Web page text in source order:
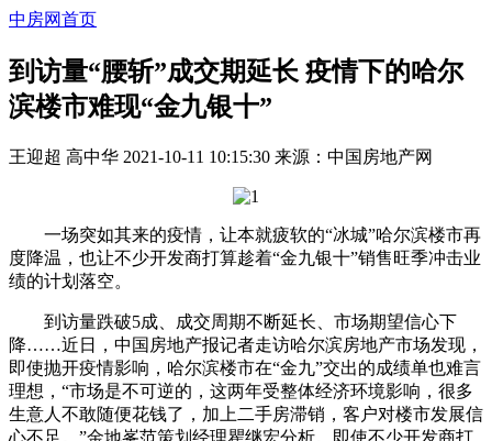
中房网首页
到访量“腰斩”成交期延长 疫情下的哈尔
滨楼市难现“金九银十”
王迎超 高中华 2021-10-11 10:15:30 来源： 中国房地产网
一场突如其来的疫情，让本就疲软的“冰城”哈尔滨楼市再
度降温，也让不少开发商打算趁着“金九银十”销售旺季冲击业
绩的计划落空。
到访量跌破5成、成交周期不断延长、市场期望信心下
降……近日，中国房地产报记者走访哈尔滨房地产市场发现，
即使抛开疫情影响，哈尔滨楼市在“金九”交出的成绩单也难言
理想，“市场是不可逆的，这两年受整体经济环境影响，很多
生意人不敢随便花钱了，加上二手房滞销，客户对楼市发展信
心不足。”金地峯范策划经理瞿继宏分析。即使不少开发商打